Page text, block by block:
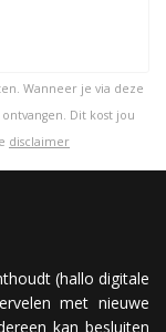
Wanneer je via deze
Dit kost jou
disclaimer
(hallo digitale
met nieuwe
kan besluiten